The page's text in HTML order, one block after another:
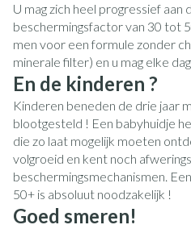
U mag zich heel progressief
beschermingsfactor van 30 tot
men voor een formule zonder
minerale filter) en u mag elke
En de kinderen ?
Kinderen beneden de drie jaar
blootgesteld ! Een babyhuidje
die zo laat mogelijk moeten
volgroeid en kent noch
beschermingsmechanismen.
50+ is absoluut noodzakelijk !
Goed smeren!